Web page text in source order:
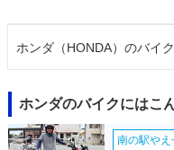
ホンダ（HONDA）のバイ
ホンダのバイクにはこ
南の駅やえ